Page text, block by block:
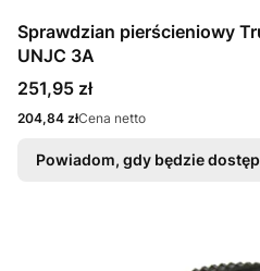
Sprawdzian pierścieniowy
UNJC 3A
Cena
251,95 zł
Cena
204,84 złCena netto
Powiadom, gdy będzie